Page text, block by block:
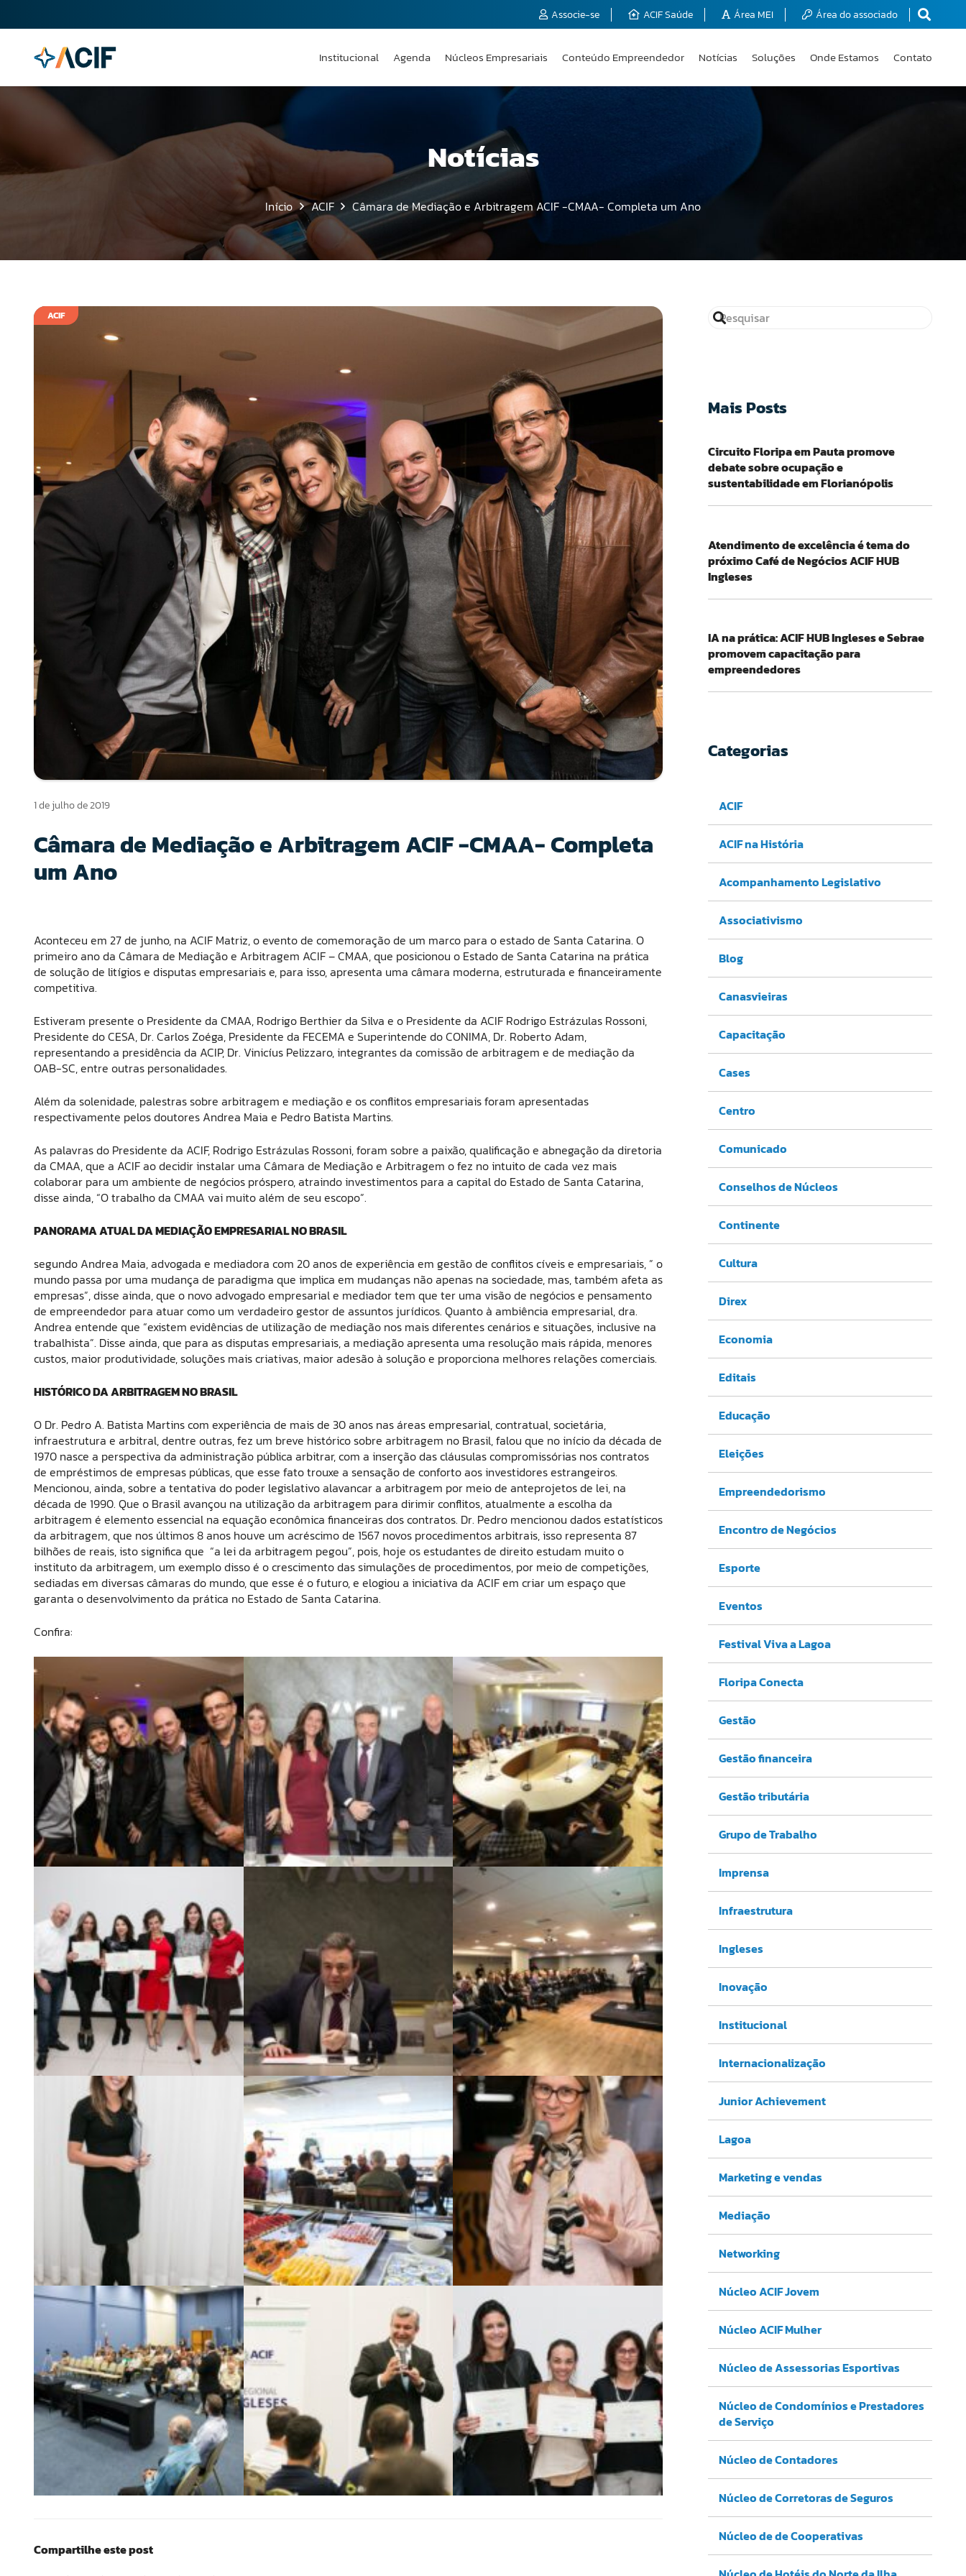
Associe-se ACIF Saúde Área MEI Área do associado
Institucional Agenda Núcleos Empresariais Conteúdo Empreendedor Notícias Soluções Onde Estamos Contato
Notícias
Início ACIF Câmara de Mediação e Arbitragem ACIF -CMAA- Completa um Ano
ACIF
1 de julho de 2019
Câmara de Mediação e Arbitragem ACIF -CMAA- Completa
um Ano
Aconteceu em 27 de junho, na ACIF Matriz, o evento de comemoração de um marco para o estado de Santa Catarina. O
primeiro ano da Câmara de Mediação e Arbitragem ACIF – CMAA, que posicionou o Estado de Santa Catarina na prática
de solução de litígios e disputas empresariais e, para isso, apresenta uma câmara moderna, estruturada e financeiramente
competitiva.
Estiveram presente o Presidente da CMAA, Rodrigo Berthier da Silva e o Presidente da ACIF Rodrigo Estrázulas Rossoni,
Presidente do CESA, Dr. Carlos Zoéga, Presidente da FECEMA e Superintende do CONIMA, Dr. Roberto Adam,
representando a presidência da ACIP, Dr. Vinicíus Pelizzaro, integrantes da comissão de arbitragem e de mediação da
OAB-SC, entre outras personalidades.
Além da solenidade, palestras sobre arbitragem e mediação e os conflitos empresariais foram apresentadas
respectivamente pelos doutores Andrea Maia e Pedro Batista Martins.
As palavras do Presidente da ACIF, Rodrigo Estrázulas Rossoni, foram sobre a paixão, qualificação e abnegação da diretoria
da CMAA, que a ACIF ao decidir instalar uma Câmara de Mediação e Arbitragem o fez no intuito de cada vez mais
colaborar para um ambiente de negócios próspero, atraindo investimentos para a capital do Estado de Santa Catarina,
disse ainda, “O trabalho da CMAA vai muito além de seu escopo”.
PANORAMA ATUAL DA MEDIAÇÃO EMPRESARIAL NO BRASIL
segundo Andrea Maia, advogada e mediadora com 20 anos de experiência em gestão de conflitos cíveis e empresariais, ” o
mundo passa por uma mudança de paradigma que implica em mudanças não apenas na sociedade, mas, também afeta as
empresas”, disse ainda, que o novo advogado empresarial e mediador tem que ter uma visão de negócios e pensamento
de empreendedor para atuar como um verdadeiro gestor de assuntos jurídicos. Quanto à ambiência empresarial, dra.
Andrea entende que “existem evidências de utilização de mediação nos mais diferentes cenários e situações, inclusive na
trabalhista”. Disse ainda, que para as disputas empresariais, a mediação apresenta uma resolução mais rápida, menores
custos, maior produtividade, soluções mais criativas, maior adesão à solução e proporciona melhores relações comerciais.
HISTÓRICO DA ARBITRAGEM NO BRASIL
O Dr. Pedro A. Batista Martins com experiência de mais de 30 anos nas áreas empresarial, contratual, societária,
infraestrutura e arbitral, dentre outras, fez um breve histórico sobre arbitragem no Brasil, falou que no início da década de
1970 nasce a perspectiva da administração pública arbitrar, com a inserção das cláusulas compromissórias nos contratos
de empréstimos de empresas públicas, que esse fato trouxe a sensação de conforto aos investidores estrangeiros.
Mencionou, ainda, sobre a tentativa do poder legislativo alavancar a arbitragem por meio de anteprojetos de lei, na
década de 1990. Que o Brasil avançou na utilização da arbitragem para dirimir conflitos, atualmente a escolha da
arbitragem é elemento essencial na equação econômica financeiras dos contratos. Dr. Pedro mencionou dados estatísticos
da arbitragem, que nos últimos 8 anos houve um acréscimo de 1567 novos procedimentos arbitrais, isso representa 87
bilhões de reais, isto significa que “a lei da arbitragem pegou”, pois, hoje os estudantes de direito estudam muito o
instituto da arbitragem, um exemplo disso é o crescimento das simulações de procedimentos, por meio de competições,
sediadas em diversas câmaras do mundo, que esse é o futuro, e elogiou a iniciativa da ACIF em criar um espaço que
garanta o desenvolvimento da prática no Estado de Santa Catarina.
Confira:
Compartilhe este post
Mais Posts
Circuito Floripa em Pauta promove
debate sobre ocupação e
sustentabilidade em Florianópolis
Atendimento de excelência é tema do
próximo Café de Negócios ACIF HUB
Ingleses
IA na prática: ACIF HUB Ingleses e Sebrae
promovem capacitação para
empreendedores
Categorias
ACIF
ACIF na História
Acompanhamento Legislativo
Associativismo
Blog
Canasvieiras
Capacitação
Cases
Centro
Comunicado
Conselhos de Núcleos
Continente
Cultura
Direx
Economia
Editais
Educação
Eleições
Empreendedorismo
Encontro de Negócios
Esporte
Eventos
Festival Viva a Lagoa
Floripa Conecta
Gestão
Gestão financeira
Gestão tributária
Grupo de Trabalho
Imprensa
Infraestrutura
Ingleses
Inovação
Institucional
Internacionalização
Junior Achievement
Lagoa
Marketing e vendas
Mediação
Networking
Núcleo ACIF Jovem
Núcleo ACIF Mulher
Núcleo de Assessorias Esportivas
Núcleo de Condomínios e Prestadores
de Serviço
Núcleo de Contadores
Núcleo de Corretoras de Seguros
Núcleo de de Cooperativas